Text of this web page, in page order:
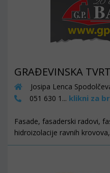
GRAĐEVINSKA
Josipa Lenca
051 630 1... klikni za
Fasade, fasaderski radovi,
hidroizolacije ravnih